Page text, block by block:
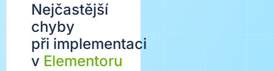
Nejčastější
chyby
při implementaci
v Elementoru